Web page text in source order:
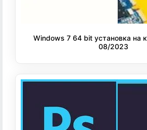
Windows 7 64 bit установка на
08/2023